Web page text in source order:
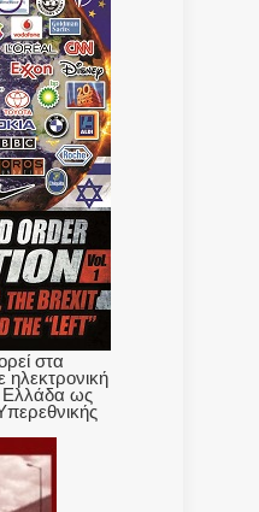
στα
ηλεκτρονική
Ελλάδα ως